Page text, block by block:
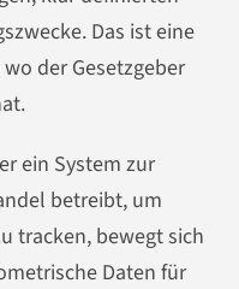
Das ist eine
der Gesetzgeber
ein System zur
betreibt, um
tracken, bewegt sich
Daten für